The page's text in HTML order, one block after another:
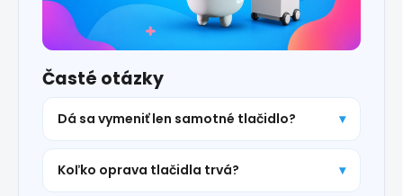
Časté otázky
Dá sa vymeniť len samotné tlačidlo?
Koľko oprava tlačidla trvá?